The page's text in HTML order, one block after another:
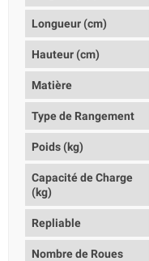
Longueur (cm)
Hauteur (cm)
Matière
Type de Rangement
Poids (kg)
Capacité de Charge
(kg)
Repliable
Nombre de Roues